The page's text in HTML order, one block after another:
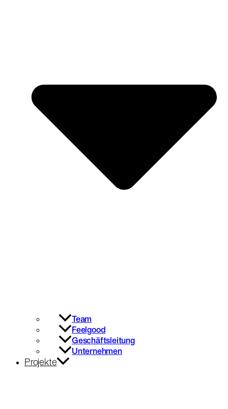
Team
Feelgood
Geschäftsleitung
Unternehmen
Projekte